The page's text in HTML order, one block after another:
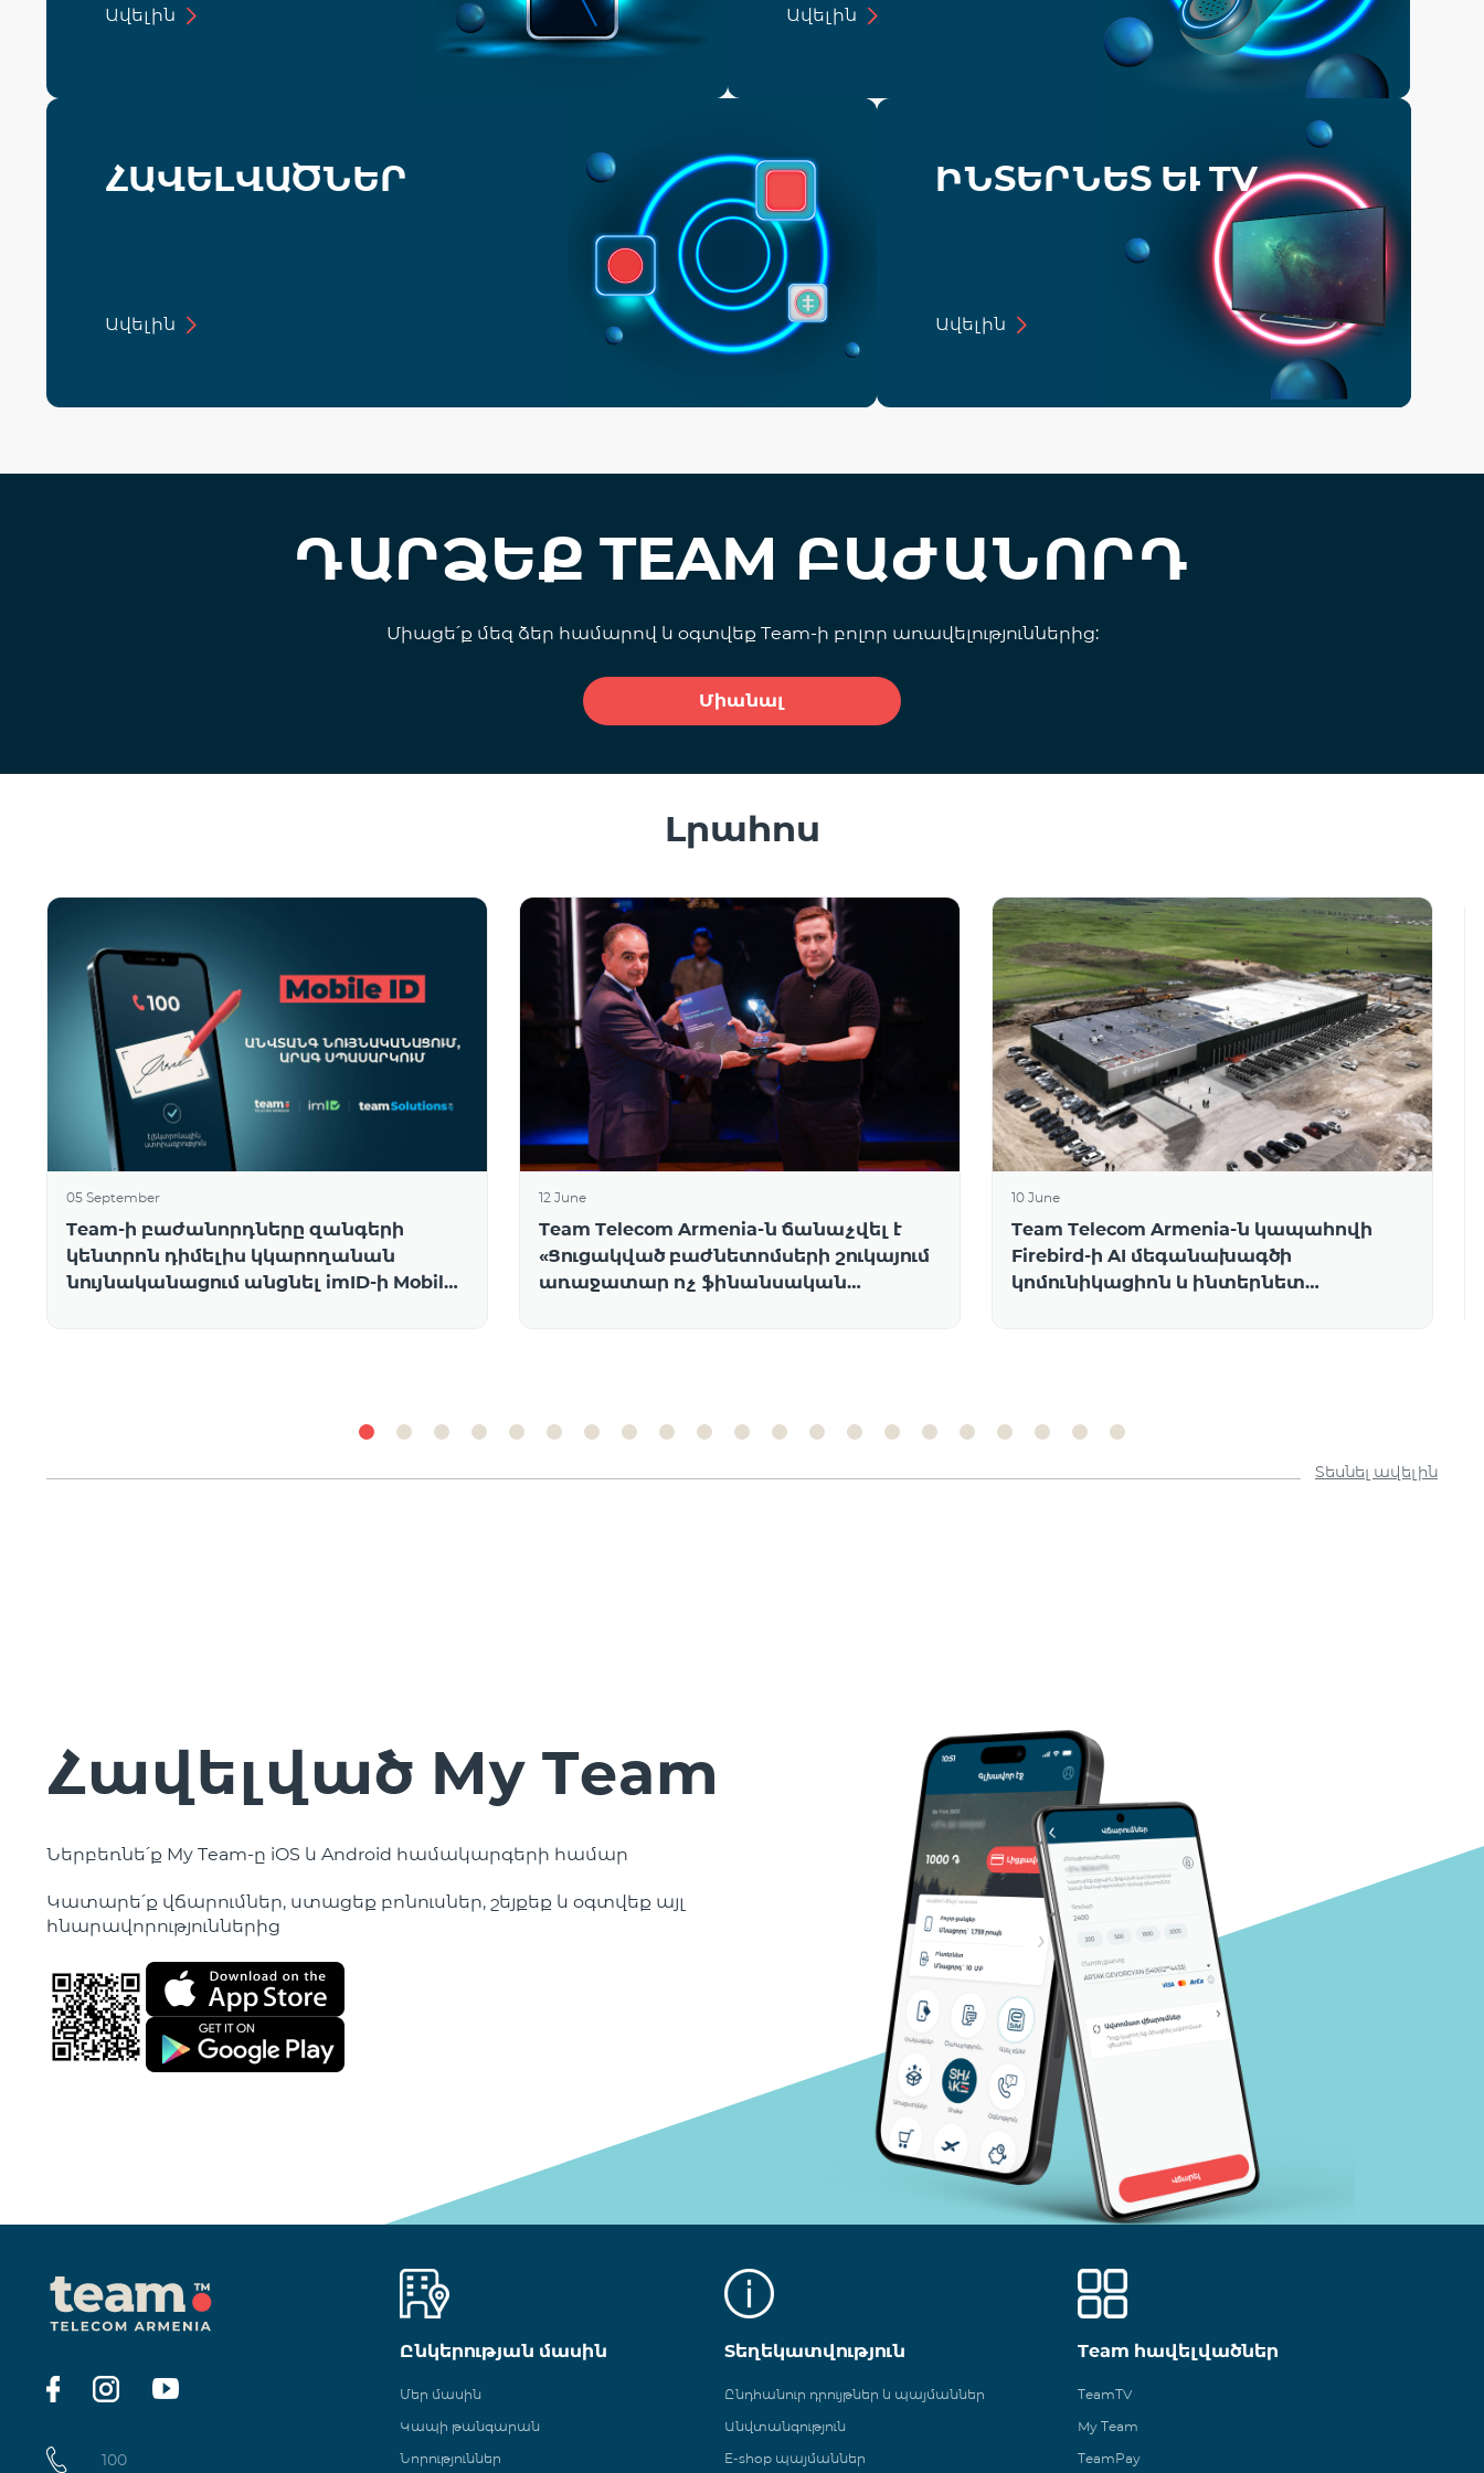
Ավելին Ավելին
ՀԱՎԵԼՎԱԾՆԵՐ
Ավելին
ԻՆՏԵՐՆԵՏ ԵՒ TV
Ավելին
ԴԱՐՁԵՔ TEAM ԲԱԺԱՆՈՐԴ
Միացե՛ք մեզ ձեր համարով և օգտվեք Team-ի բոլոր առավելություններից:
Միանալ
Լրահոս
05 September
Team-ի բաժանորդները զանգերի
կենտրոն դիմելիս կկարողանան
նույնականացում անցնել imID-ի Mobile
12 June
Team Telecom Armenia-ն ճանաչվել է
«Ցուցակված բաժնետոմսերի շուկայում
առաջատար ոչ ֆինանսական
10 June
Team Telecom Armenia-ն կապահովի
Firebird-ի AI մեգանախագծի
կոմունիկացիոն և ինտերնետ
Տեսնել ավելին
Հավելված My Team
Ներբեռնե՛ք My Team-ը iOS և Android համակարգերի համար
Կատարե՛ք վճարումներ, ստացեք բոնուսներ, շեյքեք և օգտվեք այլ
հնարավորություններից
100
Ընկերության մասին
Մեր մասին
Կապի թանգարան
Նորություններ
Տեղեկատվություն
Ընդհանուր դրույթներ և պայմաններ
Անվտանգություն
E-shop պայմաններ
Team հավելվածներ
TeamTV
My Team
TeamPay